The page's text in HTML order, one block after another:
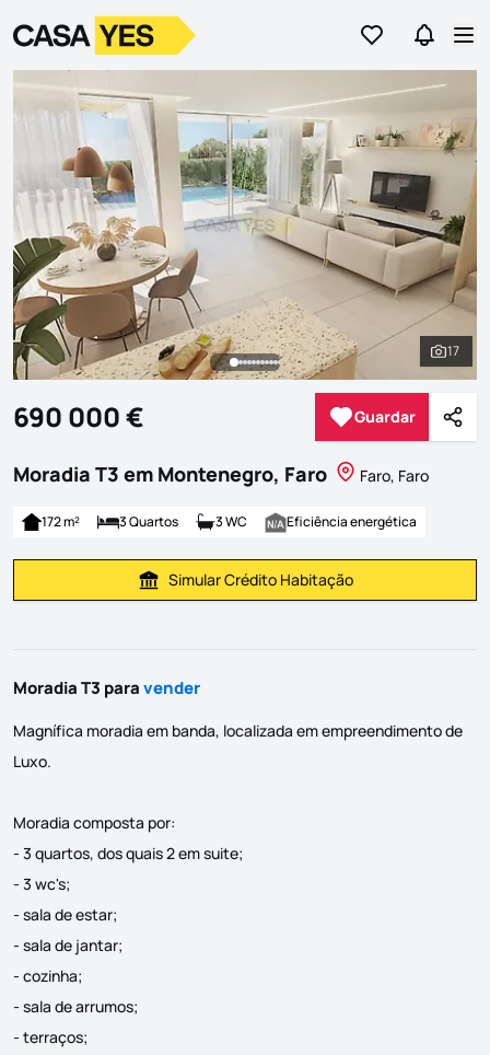
Ir para osIr para
LogoIr para a homepage
Ver
17
690 000 € Guardar
Guardar
Moradia T3 em Montenegro, Faro Faro, Faro
172 m² 3 Quartos 3 WC Eficiência energética
Simular Prestação
Simular Crédito Habitação
Moradia T3 paravender
Magnífica moradia em banda, localizada em empreendimento de
Luxo.
Moradia composta por:
- 3 quartos, dos quais 2 em suite;
- 3 wc's;
- sala de estar;
- sala de jantar;
- cozinha;
- sala de arrumos;
- terraços;